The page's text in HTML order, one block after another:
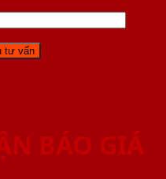
BÁO GIÁ